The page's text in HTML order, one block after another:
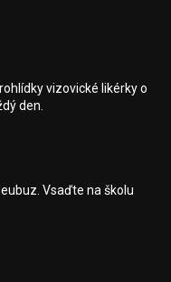
vizovické likérky o
den.
Vsaďte na školu